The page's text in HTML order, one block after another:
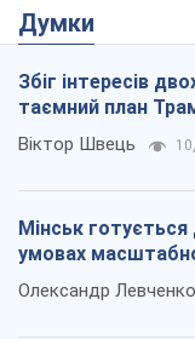
Думки
Збіг інтересів
таємний план
Віктор Швець
Мінськ
умовах
Олександр Левченко